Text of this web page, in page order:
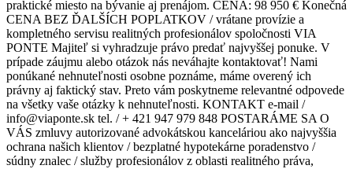
praktické miesto na bývanie aj prenájom. CENA: 98 950 € Konečná
CENA BEZ ĎALŠÍCH POPLATKOV / vrátane provízie a
kompletného servisu realitných profesionálov spoločnosti VIA
PONTE Majiteľ si vyhradzuje právo predať najvyššej ponuke. V
prípade záujmu alebo otázok nás neváhajte kontaktovať! Nami
ponúkané nehnuteľnosti osobne poznáme, máme overený ich
právny aj faktický stav. Preto vám poskytneme relevantné odpovede
na všetky vaše otázky k nehnuteľnosti. KONTAKT e-mail /
info@viaponte.sk tel. / + 421 947 979 848 POSTARÁME SA O
VÁS zmluvy autorizované advokátskou kanceláriou ako najvyššia
ochrana našich klientov / bezplatné hypotekárne poradenstvo /
súdny znalec / služby profesionálov z oblasti realitného práva,